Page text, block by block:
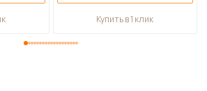
Купить в 1 клик